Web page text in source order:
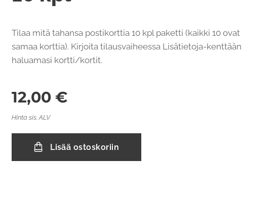
Tilaa mitä tahansa postikorttia 10 kpl paketti (kaikki 10 ovat
samaa korttia). Kirjoita tilausvaiheessa Lisätietoja-kenttään
haluamasi kortti/kortit.
12,00 €
Hinta sis. ALV
Lisää ostoskoriin